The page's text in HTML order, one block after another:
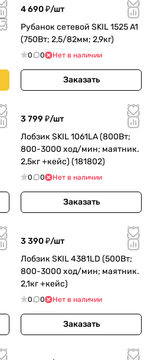
4 690 ₽/шт
Рубанок сетевой SKIL 1525 A1
(750Вт; 2,5/82мм; 2,9кг)
0 0 Нет в наличии
Заказать
3 799 ₽/шт
Лобзик SKIL 1061LA (800Вт;
800-3000 ход/мин; маятник.
2,5кг +кейс) (181802)
0 0 Нет в наличии
Заказать
3 390 ₽/шт
Лобзик SKIL 4381LD (500Вт;
800-3000 ход/мин; маятник.
2,1кг +кейс)
0 0 Нет в наличии
Заказать